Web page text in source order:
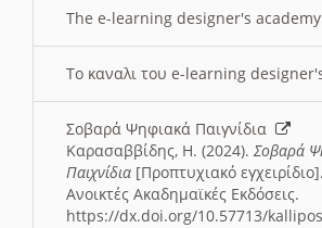
The e-learning designer's academy
Το καναλι του e-learning
Σοβαρά Ψηφιακά Παιγνίδια
Καρασαββίδης, Η. (2024). Σοβαρά
Παιχνίδια [Προπτυχιακό
Ανοικτές Ακαδημαϊκές Εκδόσεις.
https://dx.doi.org/10.57713/